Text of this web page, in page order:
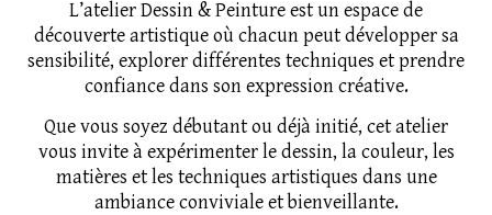
L’atelier Dessin & Peinture est un espace de
découverte artistique où chacun peut développer sa
sensibilité, explorer différentes techniques et prendre
confiance dans son expression créative.
Que vous soyez débutant ou déjà initié, cet atelier
vous invite à expérimenter le dessin, la couleur, les
matières et les techniques artistiques dans une
ambiance conviviale et bienveillante.